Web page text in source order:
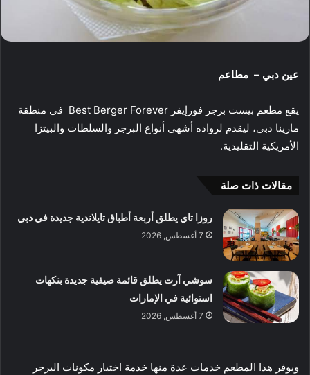
عين دبي – مطاعم
يقع مطعم بيست برجر فورإيفر Best Berger Forever في منطقة
مارينا دبي، ليقدم لرواده أشهى أنواع البرجر والسلطات والبيتزا
الأمريكية التقليدية.
مقالات ذات صلة
روزا تاي يطلق أربعة أطباق تايلاندية جديدة في دبي
7 أغسطس, 2026
سوشي آرت يطلق قائمة صيفية جديدة بنكهات
استوائية في الإمارات
7 أغسطس, 2026
ويوفر هذا المطعم خدمات عدة منها خدمة اختيار مكونات البرجر